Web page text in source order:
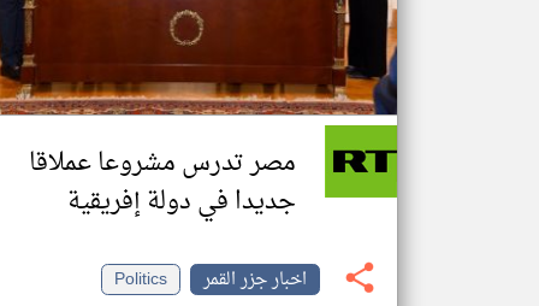
مصر تدرس مشروعا عملاقا
جديدا في دولة إفريقية
اخبار جزر القمر
Politics